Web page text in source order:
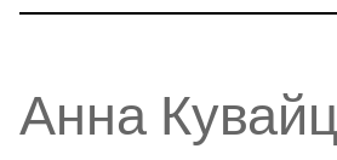
Анна